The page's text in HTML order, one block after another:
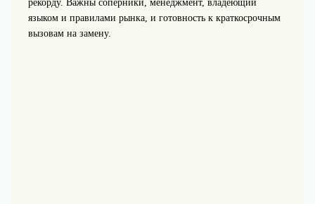
рекорду. Важны соперники, менеджмент, владеющий
языком и правилами рынка, и готовность к краткосрочным
вызовам на замену.